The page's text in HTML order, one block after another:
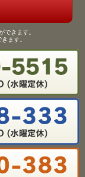
できます。
ます。